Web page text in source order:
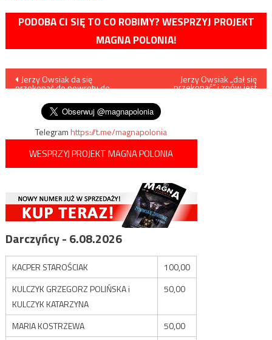
PODOBA CI SIĘ TO CO ROBIMY? WESPRZYJ PROJEKT
MAGNA POLONIA!
Nawigacja
wpisu
Jerzy Owsiak da się
przekonać do powrotu do
Jerzy Owsiak „dał się
przekonać” i znów jest
Telegramhttps://t.me/magnapolonia
WESPRZYJ PROJEKT MAGNA POLONIA
Darczyńcy - 6.08.2026
KACPER STAROŚCIAK
100,00
KULCZYK GRZEGORZ POLIŃSKA i
KULCZYK KATARZYNA
50,00
MARIA KOSTRZEWA 50,00